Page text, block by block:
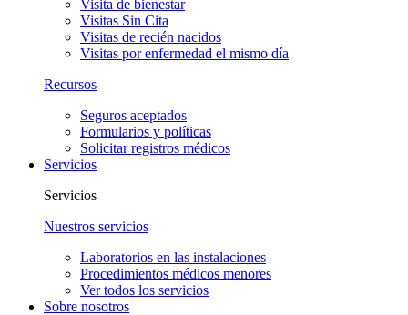
Visita de bienestar
Visitas Sin Cita
Visitas de recién nacidos
Visitas por enfermedad el mismo día
Recursos
Seguros aceptados
Formularios y políticas
Solicitar registros médicos
Servicios
Servicios
Nuestros servicios
Laboratorios en las instalaciones
Procedimientos médicos menores
Ver todos los servicios
Sobre nosotros